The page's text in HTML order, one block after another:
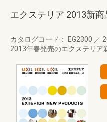
エクステリア 2013新商
カタログコード： EG2300 ／
2013年春発売のエクステリア